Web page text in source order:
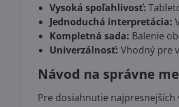
Vysoká spoľahlivosť:
Jednoduchá interpretácia:
Kompletná sada: Balenie
Univerzálnosť: Vhodný pre
Návod na správne
Pre dosiahnutie